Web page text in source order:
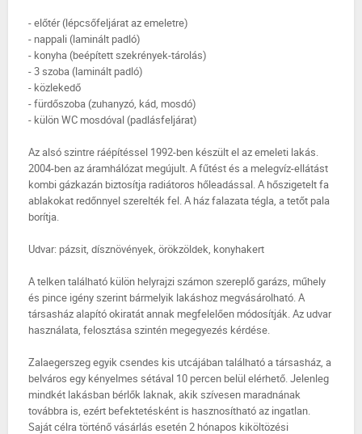
- előtér (lépcsőfeljárat az emeletre)
- nappali (laminált padló)
- konyha (beépített szekrények-tárolás)
- 3 szoba (laminált padló)
- közlekedő
- fürdőszoba (zuhanyzó, kád, mosdó)
- külön WC mosdóval (padlásfeljárat)
Az alsó szintre ráépítéssel 1992-ben készült el az emeleti lakás.
2004-ben az áramhálózat megújult. A fűtést és a melegvíz-ellátást
kombi gázkazán biztosítja radiátoros hőleadással. A hőszigetelt fa
ablakokat redőnnyel szerelték fel. A ház falazata tégla, a tetőt pala
borítja.
Udvar: pázsit, dísznövények, örökzöldek, konyhakert
A telken található külön helyrajzi számon szereplő garázs, műhely
és pince igény szerint bármelyik lakáshoz megvásárolható. A
társasház alapító okiratát annak megfelelően módosítják. Az udvar
használata, felosztása szintén megegyezés kérdése.
Zalaegerszeg egyik csendes kis utcájában található a társasház, a
belváros egy kényelmes sétával 10 percen belül elérhető. Jelenleg
mindkét lakásban bérlők laknak, akik szívesen maradnának
továbbra is, ezért befektetésként is hasznosítható az ingatlan.
Saját célra történő vásárlás esetén 2 hónapos kiköltözési